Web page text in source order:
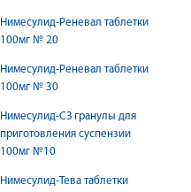
Нимесулид-Реневал таблетки
100мг № 20
Нимесулид-Реневал таблетки
100мг № 30
Нимесулид-СЗ гранулы для
приготовления суспензии
100мг №10
Нимесулид-Тева таблетки